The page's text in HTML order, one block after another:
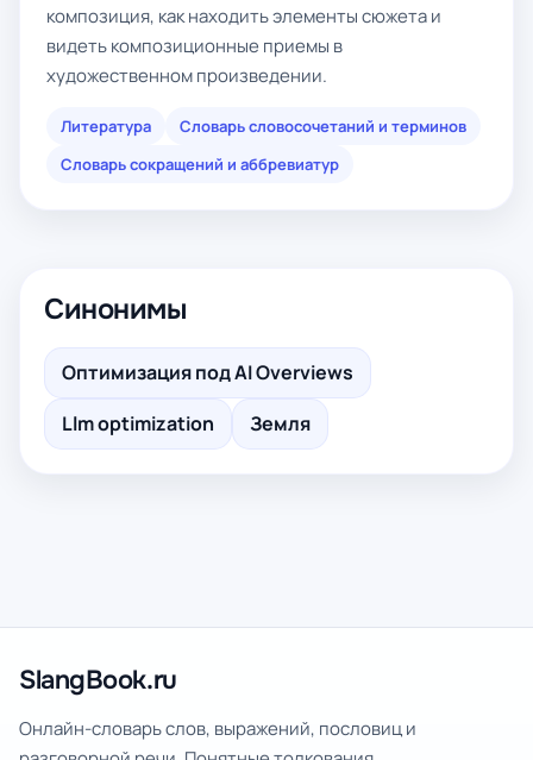
композиция, как находить элементы сюжета и
видеть композиционные приемы в
художественном произведении.
Литература
Словарь словосочетаний и терминов
Словарь сокращений и аббревиатур
Синонимы
Оптимизация под AI Overviews
Llm optimization
Земля
SlangBook.ru
Онлайн-словарь слов, выражений, пословиц и